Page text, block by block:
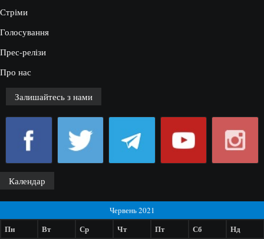
Стріми
Голосування
Прес-релізи
Про нас
Залишайтесь з нами
Календар
Червень 2021
Пн Вт Ср Чт Пт Сб Нд